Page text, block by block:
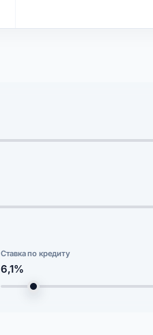
Ставка по кредиту
6,1%